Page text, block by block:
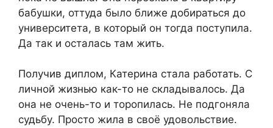
бабушки, оттуда было ближе добираться до
университета, в который он тогда поступила.
Да так и осталась там жить.
Получив диплом, Катерина стала работать. С
личной жизнью как-то не складывалось. Да
она не очень-то и торопилась. Не подгоняла
судьбу. Просто жила в своё удовольствие.